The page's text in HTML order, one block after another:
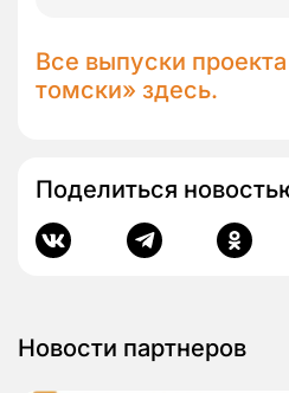
Все выпуски
томски» здесь.
Поделиться
Новости партнеров